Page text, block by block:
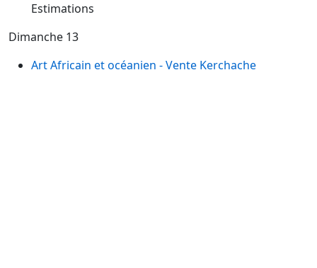
Estimations
Dimanche 13
Art Africain et océanien - Vente Kerchache